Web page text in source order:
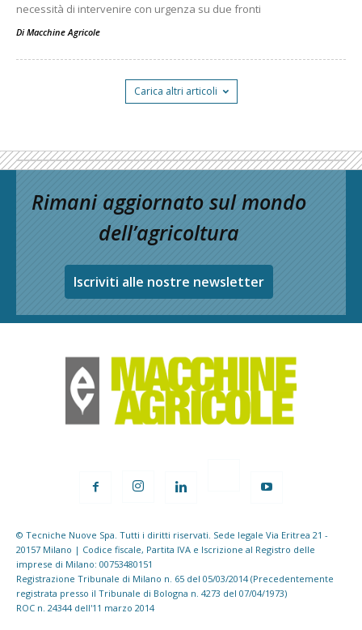
necessità di intervenire con urgenza su due fronti
Di Macchine Agricole
Carica altri articoli
Rimani aggiornato sul mondo
dell’agricoltura
Iscriviti alle nostre newsletter
© Tecniche Nuove Spa. Tutti i diritti riservati. Sede legale Via Eritrea 21 -
20157 Milano | Codice fiscale, Partita IVA e Iscrizione al Registro delle
imprese di Milano: 00753480151
Registrazione Tribunale di Milano n. 65 del 05/03/2014 (Precedentemente
registrata presso il Tribunale di Bologna n. 4273 del 07/04/1973)
ROC n. 24344 dell'11 marzo 2014